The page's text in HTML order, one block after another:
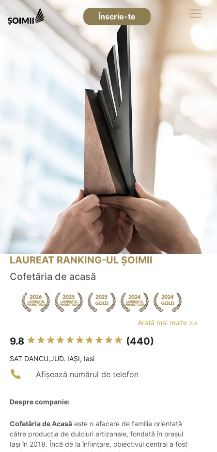
Înscrie-te
LAUREAT RANKING-UL ȘOIMII
Cofetăria de acasă
Arată mai multe >>
9.8 (440)
SAT DANCU,JUD. IAȘI, Iasi
Afișează numărul de telefon
Despre companie:
Cofetăria de Acasă este o afacere de familie orientată
către producția de dulciuri artizanale, fondată în orașul
Iași în 2018. Încă de la înființare, obiectivul central a fost